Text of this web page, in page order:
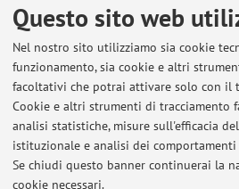
Questo sito web
Nel nostro sito utilizziamo sia cookie
funzionamento, sia cookie e altri
facoltativi che potrai attivare solo con il
Cookie e altri strumenti di tracciamento
analisi statistiche, misure sull'efficacia
istituzionale e analisi dei
Se chiudi questo banner continuerai la
cookie necessari.
Appelli
d'esame
Insegnamenti
Anno Accademico
Non sono presenti attività